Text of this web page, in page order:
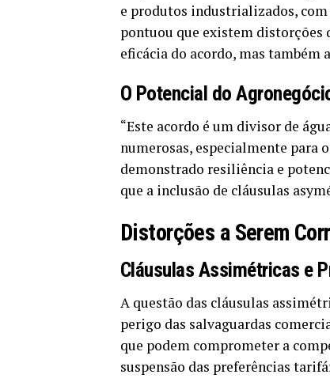
e produtos industrializados,
pontuou que existem distorções
eficácia do acordo, mas
O Potencial do
“Este acordo é um divisor de
numerosas, especialmente para
demonstrado resiliência e
que a inclusão de cláusulas
Distorções a Serem
Cláusulas Assimétricas e
A questão das cláusulas
perigo das salvaguardas
que podem comprometer a
suspensão das preferências